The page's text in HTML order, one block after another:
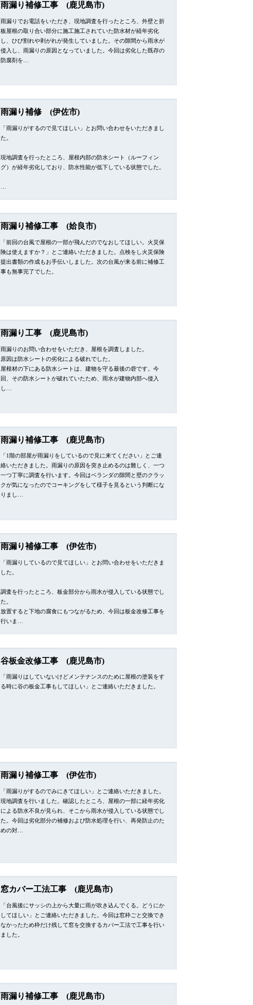
雨漏り補修工事 (鹿児島市)
雨漏りでお電話をいただき、現地調査を行ったところ、外壁と折
板屋根の取り合い部分に施工施工されていた防水材が経年劣化
し、ひび割れや剥がれが発生していました。その隙間から雨水が
侵入し、雨漏りの原因となっていました。今回は劣化した既存の
防腐剤を…
雨漏り補修 (伊佐市)
「雨漏りがするので見てほしい」とお問い合わせをいただきまし
た。
現地調査を行ったところ、屋根内部の防水シート（ルーフィン
グ）が経年劣化しており、防水性能が低下している状態でした。
雨漏り補修工事 (姶良市)
「前回の台風で屋根の一部が飛んだのでなおしてほしい。火災保
険は使えますか？」とご連絡いただきました。点検をし火災保険
提出書類の作成もお手伝いしました。次の台風が来る前に補修工
事も無事完了でした。
雨漏り工事 (鹿児島市)
雨漏りのお問い合わせをいただき、屋根を調査しました。
原因は防水シートの劣化による破れでした。
屋根材の下にある防水シートは、建物を守る最後の砦です。今
回、その防水シートが破れていたため、雨水が建物内部へ侵入
し…
雨漏り補修工事 (鹿児島市)
「1階の部屋が雨漏りをしているので見に来てください」とご連
絡いただきました。雨漏りの原因を突き止めるのは難しく、一つ
一つ丁寧に調査を行います。今回はベランダの隙間と壁のクラッ
クが気になったのでコーキングをして様子を見るという判断にな
りまし…
雨漏り補修工事 (伊佐市)
「雨漏りしているので見てほしい」とお問い合わせをいただきま
した。
調査を行ったところ、板金部分から雨水が侵入している状態でし
た。
放置すると下地の腐食にもつながるため、今回は板金改修工事を
行いま…
谷板金改修工事 (鹿児島市)
「雨漏りはしていないけどメンテナンスのために屋根の塗装をす
る時に谷の板金工事もしてほしい」とご連絡いただきました。
雨漏り補修工事 (伊佐市)
「雨漏りがするのでみにきてほしい」とご連絡いただきました。
現地調査を行いました。確認したところ、屋根の一部に経年劣化
による防水不良が見られ、そこから雨水が侵入している状態でし
た。今回は劣化部分の補修および防水処理を行い、再発防止のた
めの対…
窓カバー工法工事 (鹿児島市)
「台風後にサッシの上から大量に雨が吹き込んでくる。どうにか
してほしい」とご連絡いただきました。今回は窓枠ごと交換でき
なかったため枠だけ残して窓を交換するカバー工法で工事を行い
ました。
雨漏り補修工事 (鹿児島市)